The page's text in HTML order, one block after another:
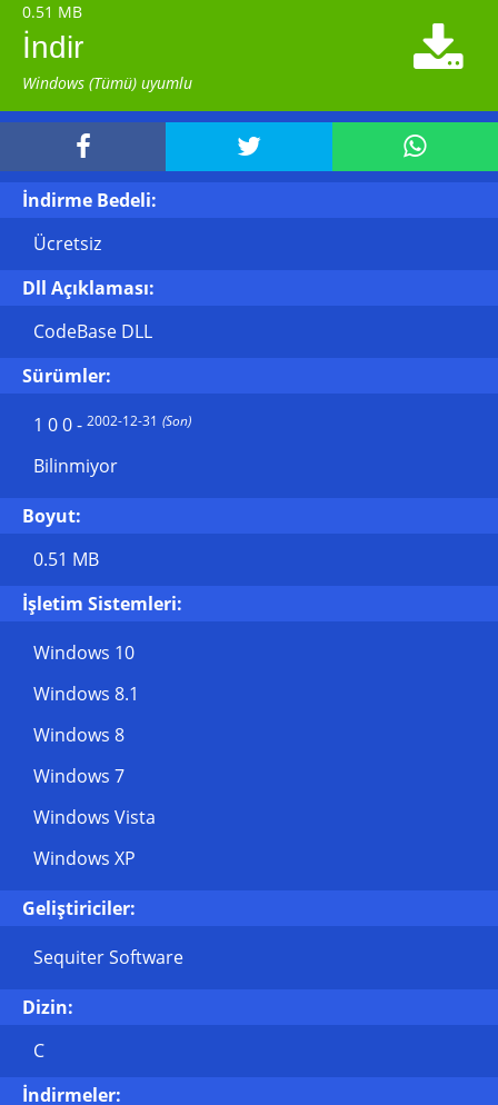
0.51 MB
İndir
Windows (Tümü) uyumlu

  
İndirme Bedeli:
Ücretsiz
Dll Açıklaması:
CodeBase DLL
Sürümler:
1 0 0- 2002-12-31 (Son)
Bilinmiyor
Boyut:
0.51 MB
İşletim Sistemleri:
Windows 10
Windows 8.1
Windows 8
Windows 7
Windows Vista
Windows XP
Geliştiriciler:
Sequiter Software
Dizin:
C
İndirmeler: